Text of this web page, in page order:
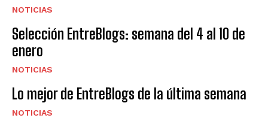
NOTICIAS
Selección EntreBlogs: semana del 4 al 10 de
enero
NOTICIAS
Lo mejor de EntreBlogs de la última semana
NOTICIAS